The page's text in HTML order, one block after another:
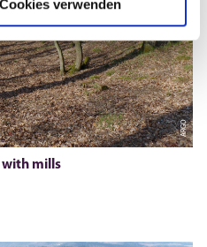
verwenden
ARGO
with mills